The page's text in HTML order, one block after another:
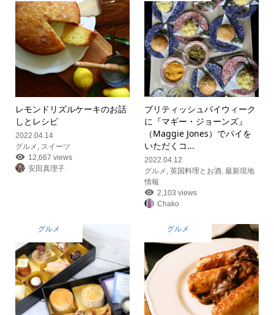
レモンドリズルケーキのお話
しとレシピ
2022.04.14
グルメ , スイーツ
12,667 views
安田真理子
ブリティッシュパイウィーク
に『マギー・ジョーンズ』
（Maggie Jones）でパイを
いただく コ...
2022.04.12
グルメ ,英国料理とお酒,最新現地
情報
2,103 views
Chako
グルメ グルメ